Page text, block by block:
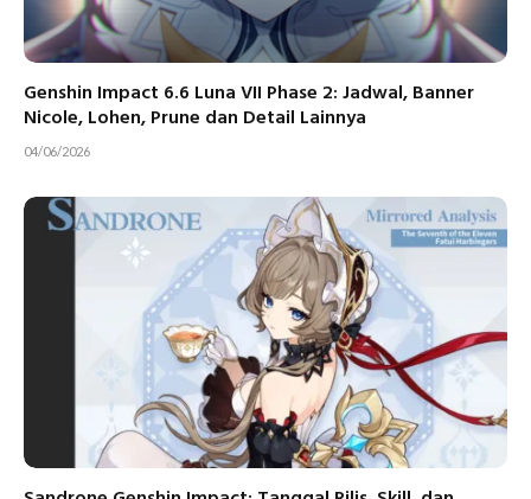
Genshin Impact 6.6 Luna VII Phase 2: Jadwal, Banner
Nicole, Lohen, Prune dan Detail Lainnya
04/06/2026